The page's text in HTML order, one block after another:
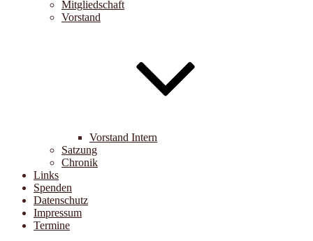
Mitgliedschaft
Vorstand
Vorstand Intern
Satzung
Chronik
Links
Spenden
Datenschutz
Impressum
Termine